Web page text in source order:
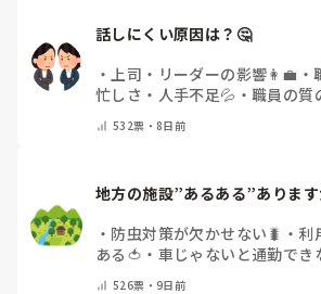
話しにくい原因は？🤔
・ 上司・リーダーの影響👩‍💼 ・
忙しさ・人手不足💦 ・ 職員の質
💭 ・その他(コメントで教えてく
532票・ 8日前
地方の施設”あるある”あります
・ 防虫対策が欠かせない🐛 ・ 利
ある🍅 ・ 車じゃないと通勤でき
526票・9日前